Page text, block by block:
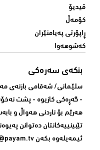
ڤیدیۆ
کۆمەڵ
ڕاپۆرتی پەیامنێران
کەشوهەوا
بنکەی سەرەکی
سلێمانی/ شه‌قامی بازنه‌ی
- گه‌ڕه‌کی کازیوه‌ - پشت
هه‌رێم بۆ ناردنی‌ هه‌واڵ و
تێبینییه‌كانتان ده‌توانن
ئیمه‌یله‌وه‌ بكه‌ن